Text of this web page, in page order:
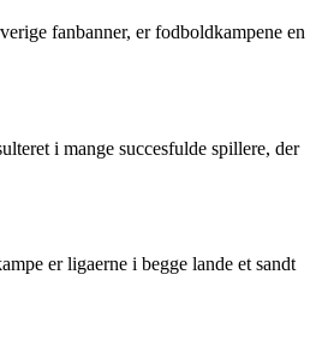
fanbanner, er fodboldkampene en
i mange succesfulde spillere, der
er ligaerne i begge lande et sandt